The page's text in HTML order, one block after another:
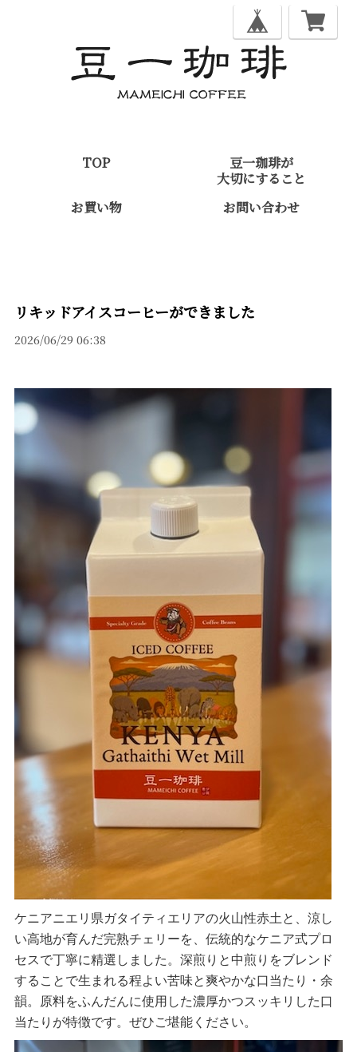
TOP
豆一珈琲が
大切にすること
お買い物
お問い合わせ
リキッドアイスコーヒーができました
2026/06/29 06:38
ケニアニエリ県ガタイティエリアの火山性赤土と、涼し
い高地が育んだ完熟チェリーを、伝統的なケニア式プロ
セスで丁寧に精選しました。深煎りと中煎りをブレンド
することで生まれる程よい苦味と爽やかな口当たり・余
韻。原料をふんだんに使用した濃厚かつスッキリした口
当たりが特徴です。ぜひご堪能ください。